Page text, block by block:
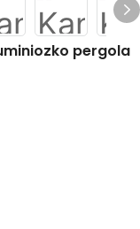
pergola